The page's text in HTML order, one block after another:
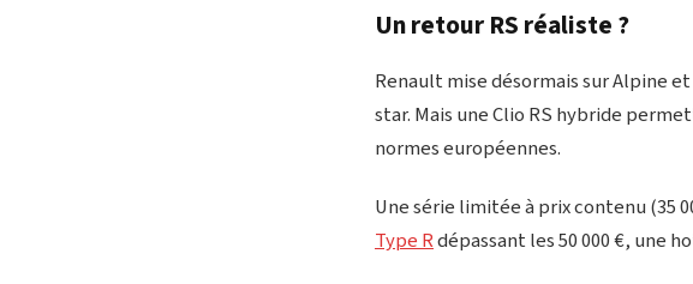
Un retour RS réaliste ?
Renault mise désormais sur Alpine
star. Mais une Clio RS hybride
normes européennes.
Une série limitée à prix contenu (35
Type Rdépassant les 50 000 €, une